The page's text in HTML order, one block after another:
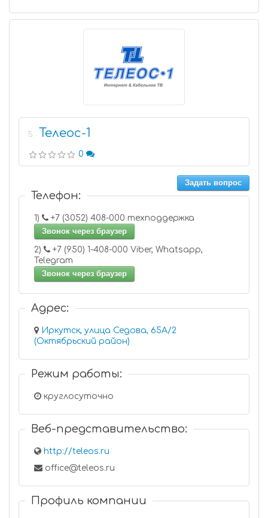
5 Телеос-1
0
Задать вопрос
Телефон:
1)
+7 (3052) 408-000 техподдержка
Звонок через браузер
2)
Telegram
Звонок через браузер
Адрес:
Иркутск, улица Седова, 65А/2
(Октябрьский район)
Режим работы:
круглосуточно
Веб-представительство:
http://teleos.ru
office@teleos.ru
Профиль компании